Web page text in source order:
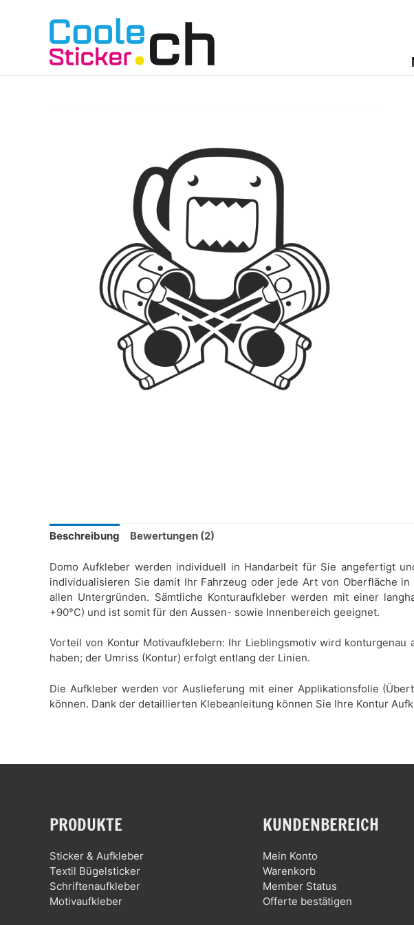
Beschreibung Bewertungen (2)
Domo Aufkleber werden individuell in Handarbeit für Sie angefertigt
individualisieren Sie damit Ihr Fahrzeug oder jede Art von Oberfläche
allen Untergründen. Sämtliche Konturaufkleber werden mit einer
+90°C) und ist somit für den Aussen- sowie Innenbereich geeignet.
Vorteil von Kontur Motivaufklebern: Ihr Lieblingsmotiv wird
haben; der Umriss (Kontur) erfolgt entlang der Linien.
Die Aufkleber werden vor Auslieferung mit einer Applikationsfolie
können. Dank der detaillierten Klebeanleitung können Sie Ihre Kontur
PRODUKTE
Sticker & Aufkleber
Textil Bügelsticker
Schriftenaufkleber
Motivaufkleber
KUNDENBEREICH
Mein Konto
Warenkorb
Member Status
Offerte bestätigen